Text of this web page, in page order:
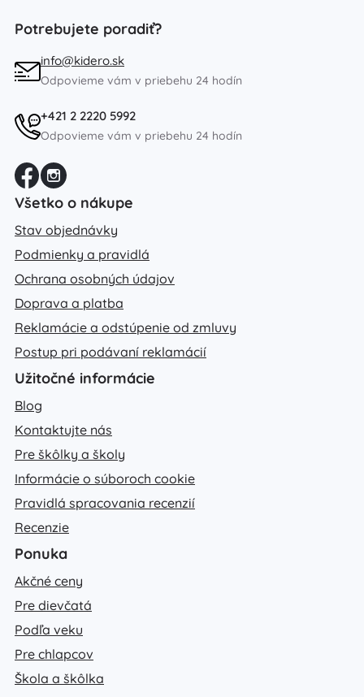
Potrebujete poradiť?
info@kidero.sk
Odpovieme vám v priebehu 24 hodín
+421 2 2220 5992
Odpovieme vám v priebehu 24 hodín
Všetko o nákupe
Stav objednávky
Podmienky a pravidlá
Ochrana osobných údajov
Doprava a platba
Reklamácie a odstúpenie od zmluvy
Postup pri podávaní reklamácií
Užitočné informácie
Blog
Kontaktujte nás
Pre škôlky a školy
Informácie o súboroch cookie
Pravidlá spracovania recenzií
Recenzie
Ponuka
Akčné ceny
Pre dievčatá
Podľa veku
Pre chlapcov
Škola a škôlka